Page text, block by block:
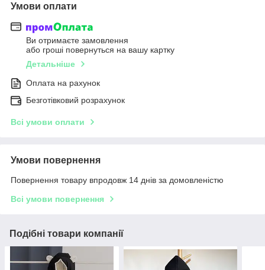
Умови оплати
Ви отримаєте замовлення
або гроші повернуться на вашу картку
Детальніше
Оплата на рахунок
Безготівковий розрахунок
Всі умови оплати
Умови повернення
Повернення товару впродовж 14 днів за домовленістю
Всі умови повернення
Подібні товари компанії